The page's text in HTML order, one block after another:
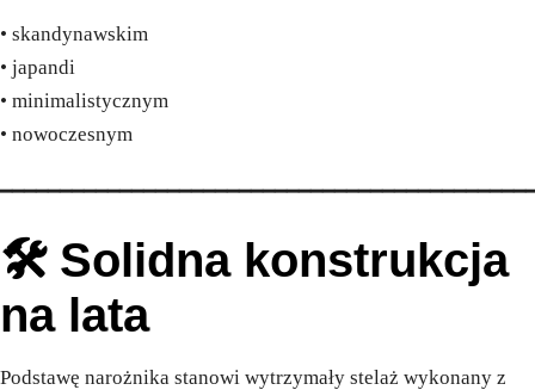
• skandynawskim
• japandi
• minimalistycznym
• nowoczesnym
🛠️ Solidna konstrukcja
na lata
Podstawę narożnika stanowi wytrzymały stelaż wykonany z